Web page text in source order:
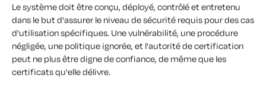
Le système doit être conçu, déployé, contrôlé et entretenu
dans le but d'assurer le niveau de sécurité requis pour des cas
d'utilisation spécifiques. Une vulnérabilité, une procédure
négligée, une politique ignorée, et l'autorité de certification
peut ne plus être digne de confiance, de même que les
certificats qu'elle délivre.